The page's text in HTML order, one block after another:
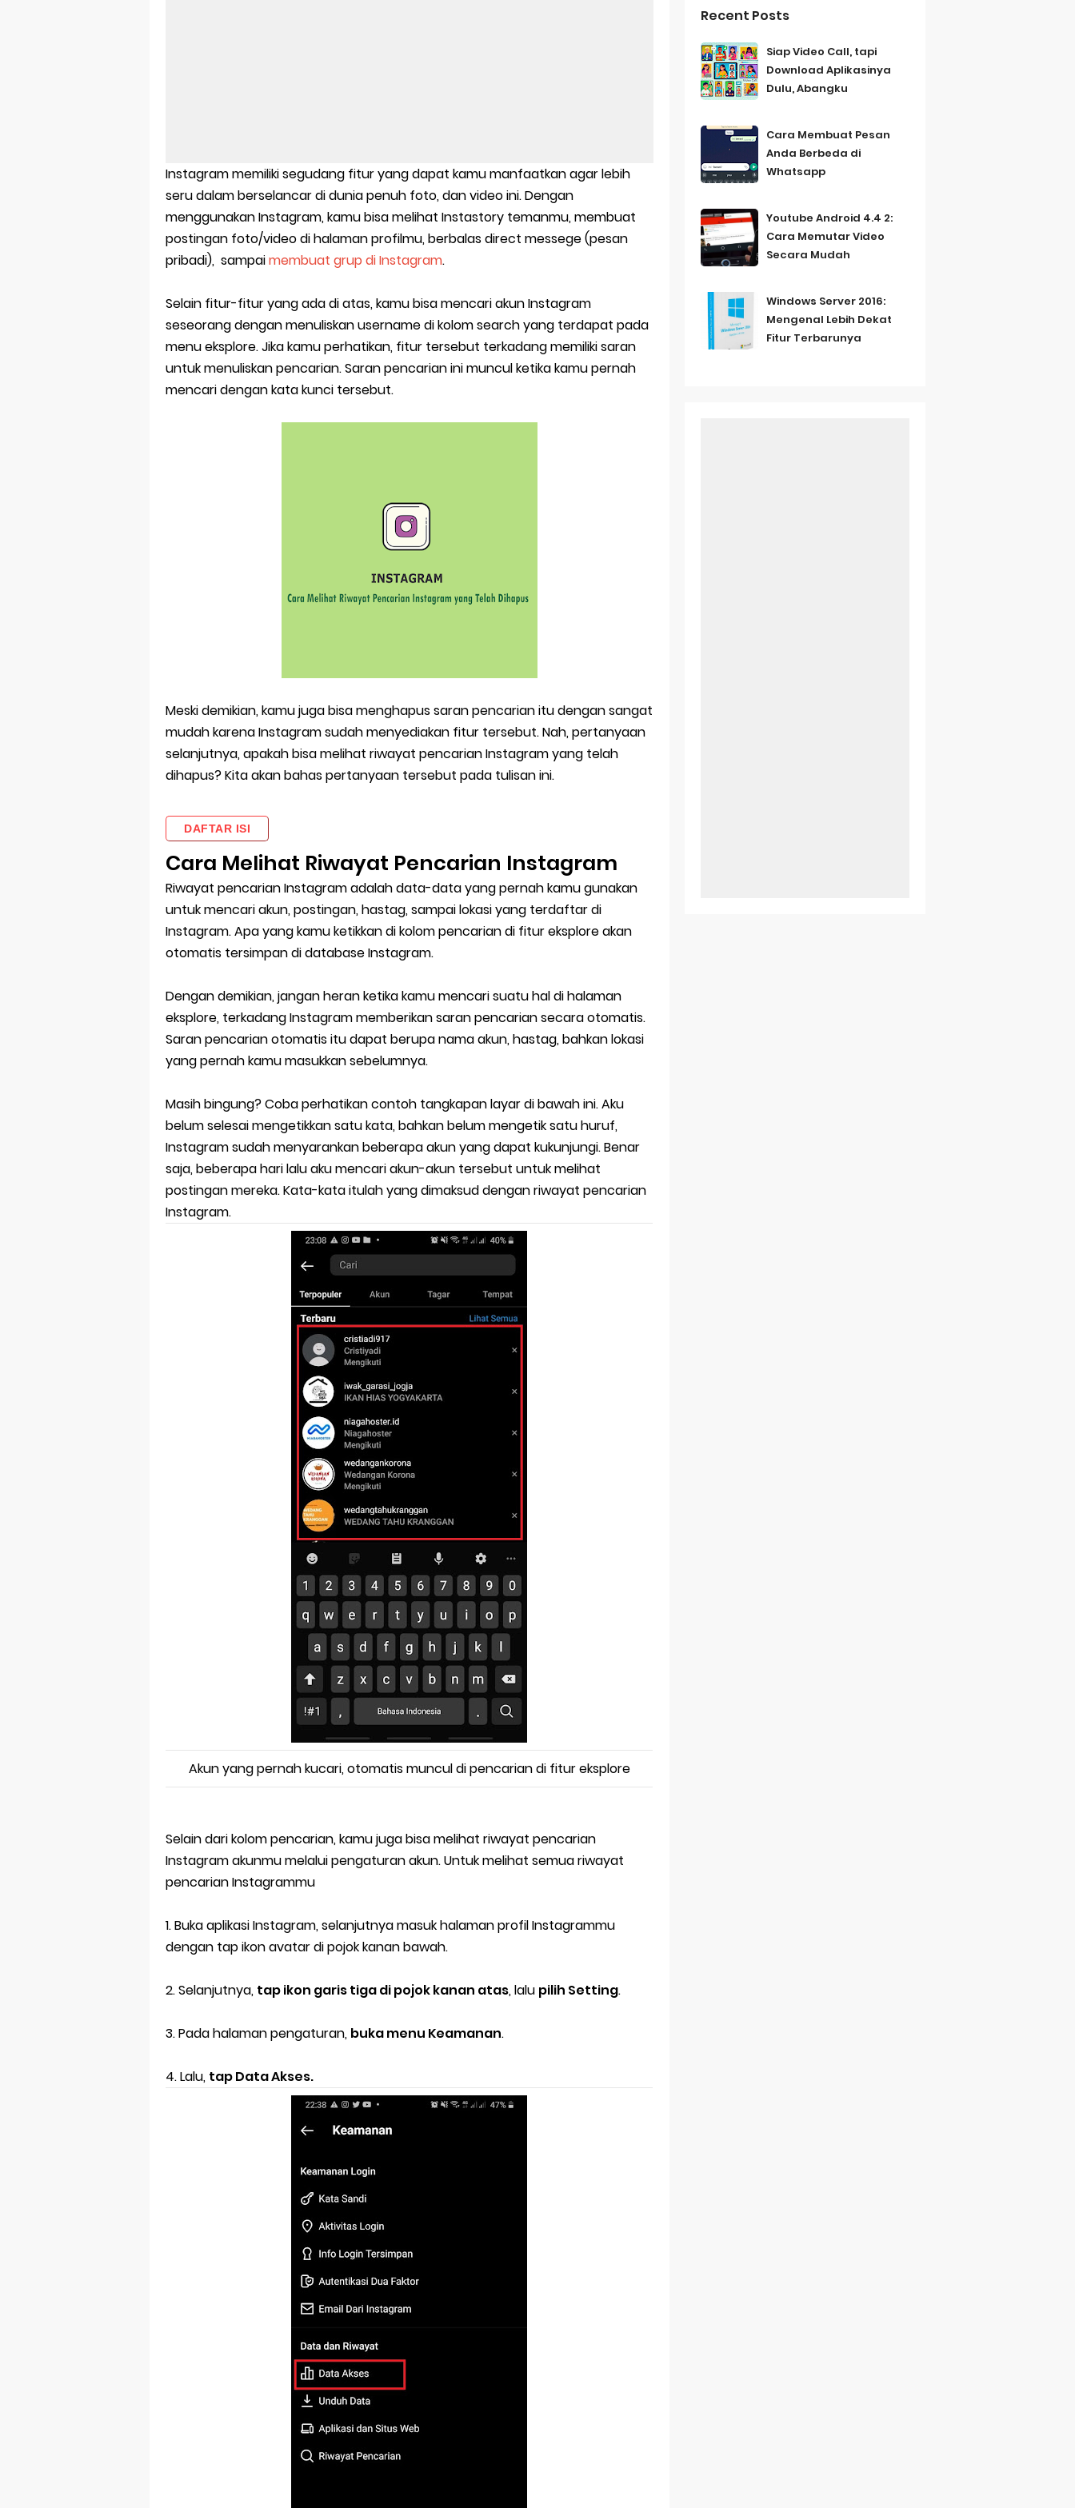
Aplikasi Laptop Windows 10: Solusi Terbaik Untuk Kebutuhan Komputasi Anda
Link Grup Wa Pemersatu Bangsa
Power Window Universal: Solusi Praktis Untuk Kendaraan Anda
Foto Grup Wa: Cara Mudah Membuat Dan Menyimpan Foto Grup Whatsapp
Cara Menghapus Panggilan Di Ig
Bitcoin Miner Android: Apa Itu Dan Bagaimana Cara Menggunakannya
Pp Wa Couple Pasangan: Cara Terbaik Untuk Menjaga Hubungan
Cara Mengecek Windows Ori
Siap Video Call, tapi Download Aplikasinya Dulu, Abangku
Instagram memiliki segudang fitur yang dapat kamu manfaatkan agar lebih
seru dalam berselancar di dunia penuh foto, dan video ini. Dengan
menggunakan Instagram, kamu bisa melihat Instastory temanmu, membuat
postingan foto/video di halaman profilmu, berbalas direct messege (pesan
pribadi), sampaimembuat grup di Instagram.
Selain fitur-fitur yang ada di atas, kamu bisa mencari akun Instagram
seseorang dengan menuliskan username di kolom search yang terdapat pada
menu eksplore. Jika kamu perhatikan, fitur tersebut terkadang memiliki saran
untuk menuliskan pencarian. Saran pencarian ini muncul ketika kamu pernah
mencari dengan kata kunci tersebut.
Meski demikian, kamu juga bisa menghapus saran pencarian itu dengan sangat
mudah karena Instagram sudah menyediakan fitur tersebut. Nah, pertanyaan
selanjutnya, apakah bisa melihat riwayat pencarian Instagram yang telah
dihapus? Kita akan bahas pertanyaan tersebut pada tulisan ini.
DAFTAR ISI
Cara Melihat Riwayat Pencarian Instagram
Riwayat pencarian Instagram adalah data-data yang pernah kamu gunakan
untuk mencari akun, postingan, hastag, sampai lokasi yang terdaftar di
Instagram. Apa yang kamu ketikkan di kolom pencarian di fitur eksplore akan
otomatis tersimpan di database Instagram.
Dengan demikian, jangan heran ketika kamu mencari suatu hal di halaman
eksplore, terkadang Instagram memberikan saran pencarian secara otomatis.
Saran pencarian otomatis itu dapat berupa nama akun, hastag, bahkan lokasi
yang pernah kamu masukkan sebelumnya.
Masih bingung? Coba perhatikan contoh tangkapan layar di bawah ini. Aku
belum selesai mengetikkan satu kata, bahkan belum mengetik satu huruf,
Instagram sudah menyarankan beberapa akun yang dapat kukunjungi. Benar
saja, beberapa hari lalu aku mencari akun-akun tersebut untuk melihat
postingan mereka. Kata-kata itulah yang dimaksud dengan riwayat pencarian
Instagram.
Akun yang pernah kucari, otomatis muncul di pencarian di fitur eksplore
Selain dari kolom pencarian, kamu juga bisa melihat riwayat pencarian
Instagram akunmu melalui pengaturan akun. Untuk melihat semua riwayat
pencarian Instagrammu
1. Buka aplikasi Instagram, selanjutnya masuk halaman profil Instagrammu
dengan tap ikon avatar di pojok kanan bawah.
2. Selanjutnya, tap ikon garis tiga di pojok kanan atas, lalu pilih Setting.
3. Pada halaman pengaturan, buka menu Keamanan.
4. Lalu, tap Data Akses.
Recent Posts
Siap Video Call, tapi
Download Aplikasinya
Dulu, Abangku
Cara Membuat Pesan
Anda Berbeda di
Whatsapp
Youtube Android 4.4 2:
Cara Memutar Video
Secara Mudah
Windows Server 2016:
Mengenal Lebih Dekat
Fitur Terbarunya